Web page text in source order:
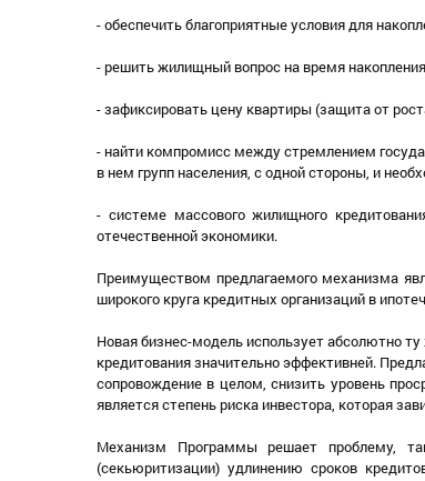
- обеспечить благоприятные условия для
- решить жилищный вопрос на время
- зафиксировать цену квартиры (защита от
- найти компромисс между стремлением
в нем групп населения, с одной стороны, и
- системе массового жилищного
отечественной экономики.
Преимуществом предлагаемого механизма
широкого круга кредитных организаций в
Новая бизнес-модель использует абсолютно
кредитования значительно эффективней.
сопровождение в целом, снизить уровень
является степень риска инвестора, которая
Механизм Программы решает проблему,
(секьюритизации) удлинению сроков